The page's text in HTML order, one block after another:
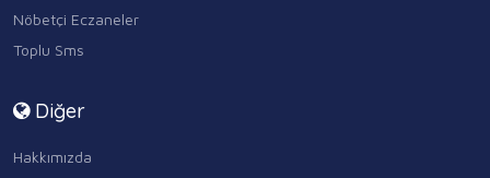
Nöbetçi Eczaneler
Toplu Sms
Diğer
Hakkımızda